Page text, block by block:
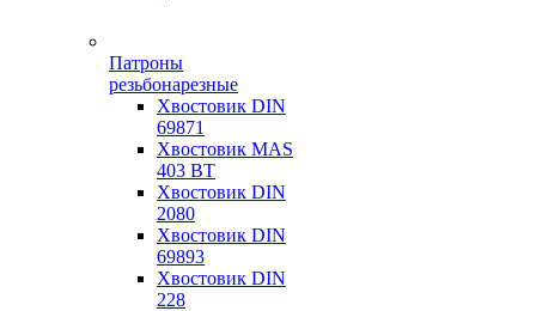
Патроны
резьбонарезные
Хвостовик DIN
69871
Хвостовик MAS
403 BT
Хвостовик DIN
2080
Хвостовик DIN
69893
Хвостовик DIN
228